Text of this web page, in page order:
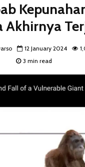
Akhirnya
12 January 2024
3 min read